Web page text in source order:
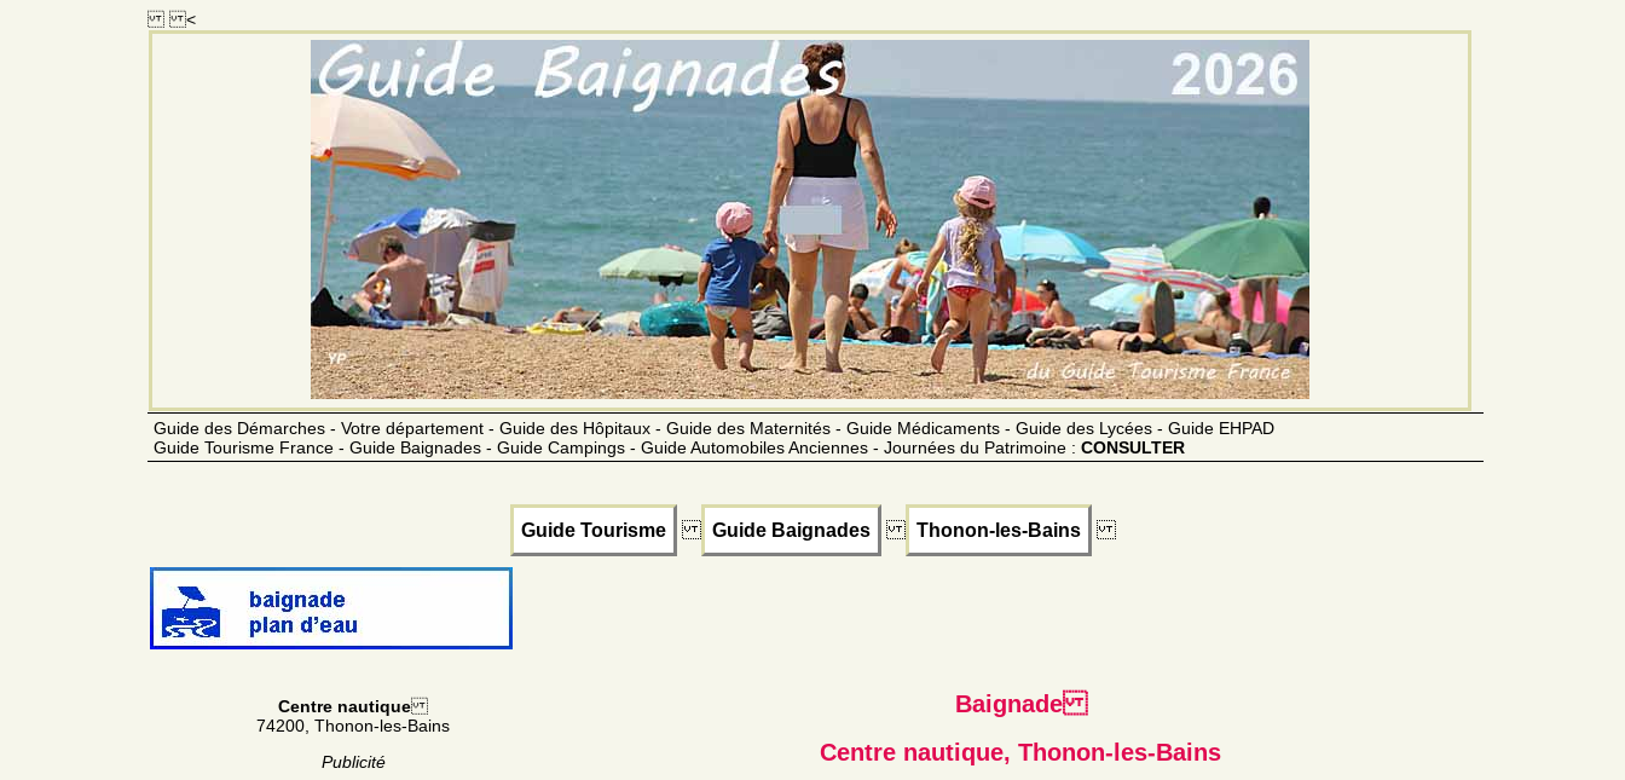
<
Guide des Démarches - Votre département - Guide des Hôpitaux - Guide des Maternités - Guide Médicaments - Guide des Lycées - Guide EHPAD
Guide Tourisme France - Guide Baignades - Guide Campings - Guide Automobiles Anciennes - Journées du Patrimoine : CONSULTER
Guide Tourisme Guide Baignades Thonon-les-Bains
Centre nautique
74200, Thonon-les-Bains
Publicité
Baignade
Centre nautique, Thonon-les-Bains